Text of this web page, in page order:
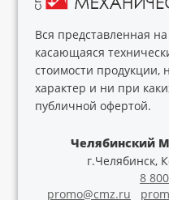
Вся представленная
касающаяся
стоимости
характер и ни при
публичной офертой.
Челябинский
г.Челябинск,
8
promo@cmz.ru